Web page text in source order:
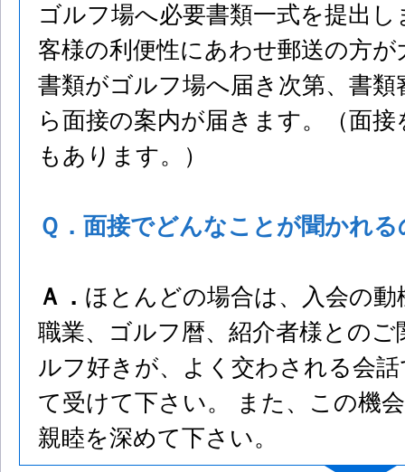
ゴルフ場へ必要書類一式を提出
客様の利便性にあわせ郵送の方が
書類がゴルフ場へ届き次第、書
ら面接の案内が届きます。（面
もあります。）
Ｑ．面接でどんなことが聞かれ
Ａ． ほとんどの場合は、入会の
職業、ゴルフ暦、紹介者様との
ルフ好きが、よく交わされる会
て受けて下さい。 また、この機
親睦を深めて下さい。